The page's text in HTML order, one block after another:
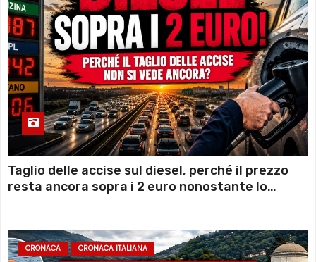
Taglio delle accise sul diesel, perché il prezzo
resta ancora sopra i 2 euro nonostante lo
CRONACA CRONACA ITALIANA